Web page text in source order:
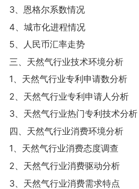
3、恩格尔系数情况
4、城市化进程情况
5、人民币汇率走势
三、天然气行业技术环境分析
1、天然气行业专利申请数分析
2、天然气行业专利申请人分析
3、天然气行业热门专利技术分析
四、天然气行业消费环境分析
1、天然气行业消费态度调查
2、天然气行业消费驱动分析
3、天然气行业消费需求特点